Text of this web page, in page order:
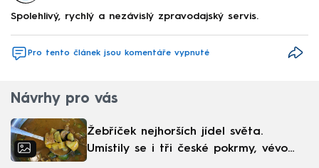
Spolehlivý, rychlý a nezávislý zpravodajský servis.
Pro tento článek jsou komentáře vypnuté
Návrhy pro vás
Žebříček nejhorších jídel světa.
Umístily se i tři české pokrmy, vévodí